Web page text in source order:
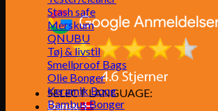
SELECT LANGUAGE:
Dansk
Stash safe
Merskum
QNUBU
Tøj & livstil
Smellproof Bags
Olie Bonger
Keramik Bong
Bambus Bonger